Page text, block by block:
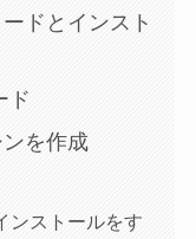
ドとインスト
ド
ンを作成
ンストールをす